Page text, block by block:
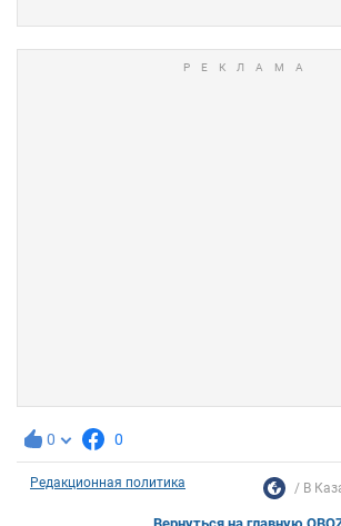
0 0
Редакционная политика В